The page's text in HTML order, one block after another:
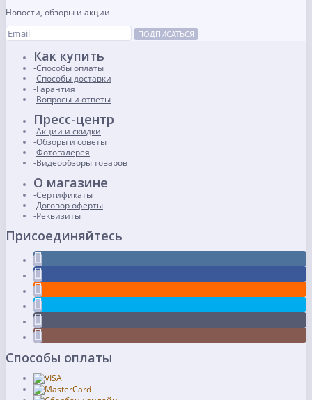
Новости, обзоры и акции
ПОДПИСАТЬСЯ
Как купить
Способы оплаты
Способы доставки
Гарантия
Вопросы и ответы
Пресс-центр
Акции и скидки
Обзоры и советы
Фотогалерея
Видеообзоры товаров
О магазине
Сертификаты
Договор оферты
Реквизиты
Присоединяйтесь
Способы оплаты